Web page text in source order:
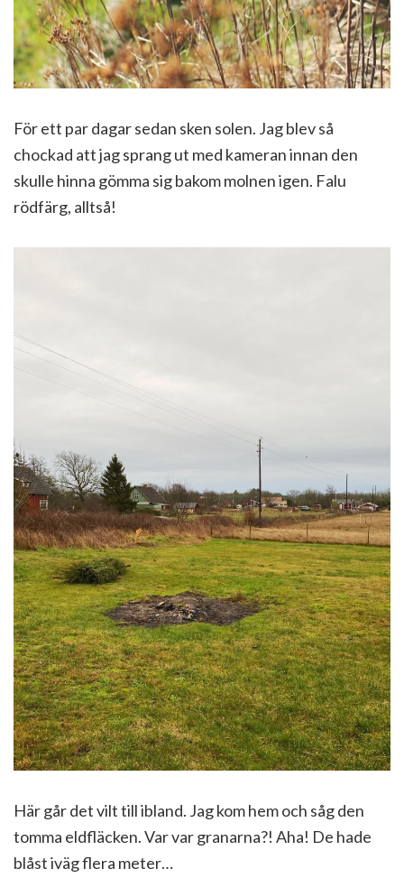
För ett par dagar sedan sken solen. Jag blev så
chockad att jag sprang ut med kameran innan den
skulle hinna gömma sig bakom molnen igen. Falu
rödfärg, alltså!
Här går det vilt till ibland. Jag kom hem och såg den
tomma eldfläcken. Var var granarna?! Aha! De hade
blåst iväg flera meter…